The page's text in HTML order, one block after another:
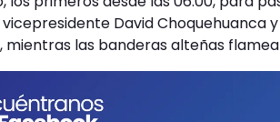
David Choquehuanca
mientras las banderas alteñas